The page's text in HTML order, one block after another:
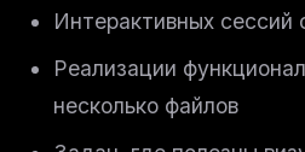
Интерактивных сессий
Реализации
несколько файлов